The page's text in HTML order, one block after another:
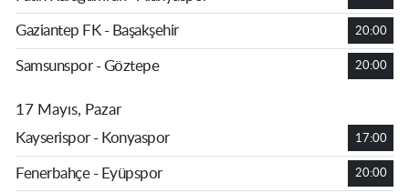
Gaziantep FK - Başakşehir 20:00
Samsunspor - Göztepe 20:00
17 Mayıs, Pazar
Kayserispor - Konyaspor
17:00
Fenerbahçe - Eyüpspor 20:00